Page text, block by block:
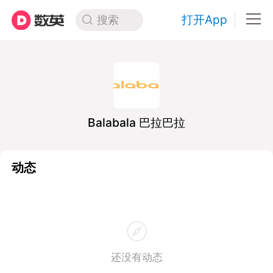
搜索 打开App
Balabala 巴拉巴拉
动态
还没有动态